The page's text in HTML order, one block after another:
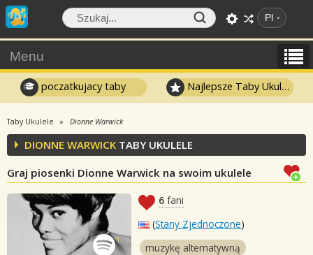
Pl
Menu
poczatkujacy taby Najlepsze Taby Ukulele
Taby Ukulele Dionne Warwick
DIONNE WARWICK TABY UKULELE
Graj piosenki Dionne Warwick na swoim ukulele
6 fani
(Stany Zjednoczone)
muzykę alternatywną